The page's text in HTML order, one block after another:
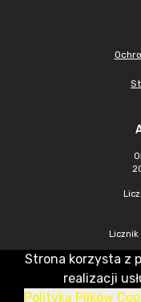
CMS & Hosting: Nefeni Sp. z o.o.
Strona korzysta z
realizacji
Polityką Plików